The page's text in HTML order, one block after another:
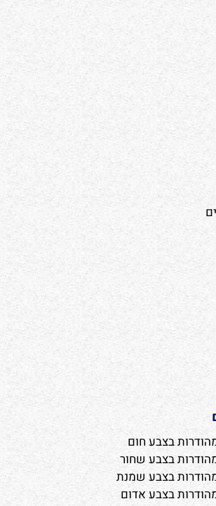
בצבע חום
בצבע שחור
בצבע שמנת
בצבע אדום